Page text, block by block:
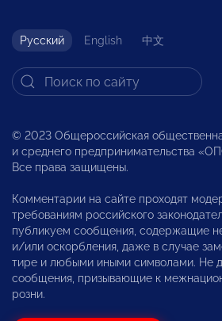
Русский English 中文
© 2023 Общероссийская
и среднего предпринимательства
Все права защищены.
Комментарии на сайте проходят
требованиям российского
публикуем сообщения, содержащие
и/или оскорбления, даже в случае
тире и любыми иными символами. Не
сообщения, призывающие к
розни.